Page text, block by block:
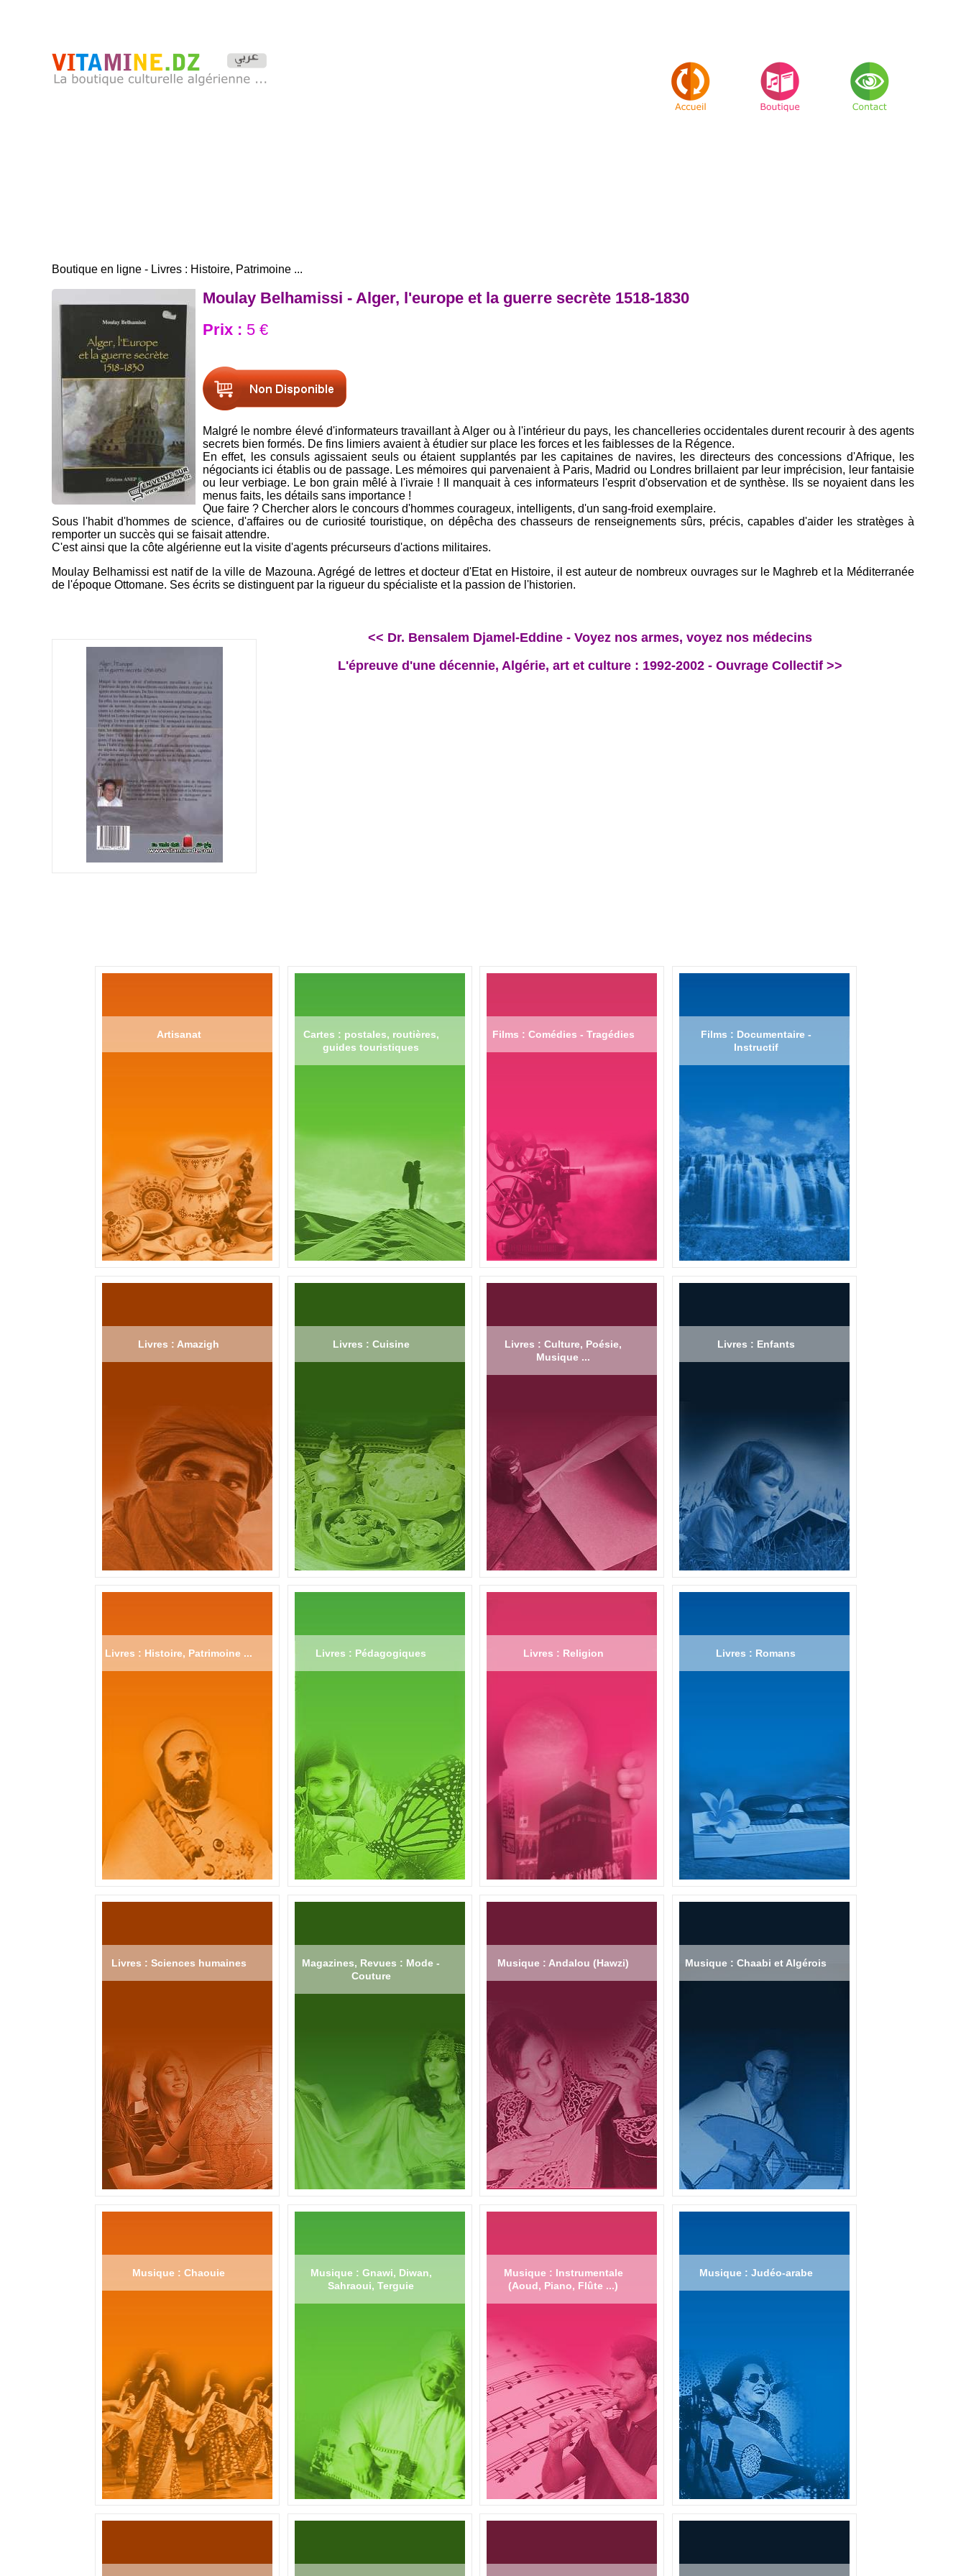
Boutique en ligne - Livres : Histoire, Patrimoine ...
Moulay Belhamissi - Alger, l'europe et la guerre secrète 1518-1830
Prix : 5 €
Malgré le nombre élevé d'informateurs travaillant à Alger ou à l'intérieur du pays, les chancelleries occidentales durent recourir à des agents
secrets bien formés. De fins limiers avaient à étudier sur place les forces et les faiblesses de la Régence.
En effet, les consuls agissaient seuls ou étaient supplantés par les capitaines de navires, les directeurs des concessions d'Afrique, les
négociants ici établis ou de passage. Les mémoires qui parvenaient à Paris, Madrid ou Londres brillaient par leur imprécision, leur fantaisie
ou leur verbiage. Le bon grain mêlé à l'ivraie ! Il manquait à ces informateurs l'esprit d'observation et de synthèse. Ils se noyaient dans les
menus faits, les détails sans importance !
Que faire ? Chercher alors le concours d'hommes courageux, intelligents, d'un sang-froid exemplaire.
Sous l'habit d'hommes de science, d'affaires ou de curiosité touristique, on dépêcha des chasseurs de renseignements sûrs, précis, capables d'aider les stratèges à
remporter un succès qui se faisait attendre.
C'est ainsi que la côte algérienne eut la visite d'agents précurseurs d'actions militaires.
Moulay Belhamissi est natif de la ville de Mazouna. Agrégé de lettres et docteur d'Etat en Histoire, il est auteur de nombreux ouvrages sur le Maghreb et la Méditerranée
de l'époque Ottomane. Ses écrits se distinguent par la rigueur du spécialiste et la passion de l'historien.
<< Dr. Bensalem Djamel-Eddine - Voyez nos armes, voyez nos médecins
L'épreuve d'une décennie, Algérie, art et culture : 1992-2002 - Ouvrage Collectif >>
Artisanat
Cartes : postales, routières,
guides touristiques
Films : Comédies - Tragédies
Films : Documentaire -
Instructif
Livres : Amazigh Livres : Cuisine
Livres : Culture, Poésie,
Musique ...
Livres : Enfants
Livres : Histoire, Patrimoine ... Livres : Pédagogiques Livres : Religion Livres : Romans
Livres : Sciences humaines
Magazines, Revues : Mode -
Couture
Musique : Andalou (Hawzi) Musique : Chaabi et Algérois
Musique : Chaouie
Musique : Gnawi, Diwan,
Sahraoui, Terguie
Musique : Instrumentale
(Aoud, Piano, Flûte ...)
Musique : Judéo-arabe